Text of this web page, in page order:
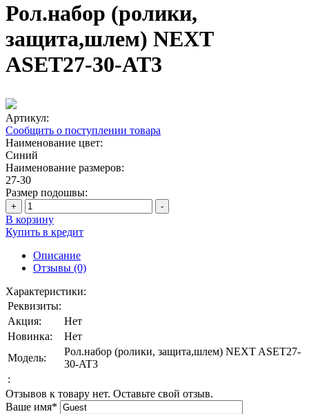
Рол.набор (ролики,
защита,шлем) NEXT
ASET27-30-AT3
Артикул:
Сообщить о поступлении товара
Наименование цвет:
Синий
Наименование размеров:
27-30
Размер подошвы:
+ -
В корзину
Купить в кредит
Описание
Отзывы (0)
Характеристики:
Реквизиты:
Акция:
Нет
Новинка:
Нет
Модель:
Рол.набор (ролики, защита,шлем) NEXT ASET27-
30-AT3
:
Отзывов к товару нет. Оставьте свой отзыв.
Ваше имя*